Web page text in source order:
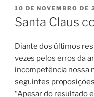
PUBLICADO
EM
10 DE NOVEMBRO DE
Santa Claus
Diante dos últimos
vezes pelos erros da
incompetência nossa
seguintes
“Apesar do resultado